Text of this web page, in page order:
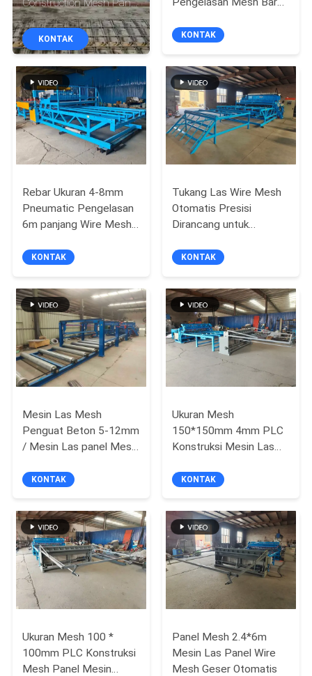
PABRIK
KONTROL
KUALITAS
HUBUNGI
KAMI
PERMINTAAN
PENAWARAN
SITEMAP
PRIVACY
POLICY
Construction Mesh Panel
Welding Machine
KONTAK KONTAK
Rebar Ukuran 4-8mm
Pneumatic Pengelasan
6m panjang Wire Mesh
KONTAK
Tukang Las Wire Mesh
Otomatis Presisi
Dirancang untuk
yang Seragam dan
dalam Manufaktur Steel
Mesh
KONTAK
Mesin Las Mesh
Penguat Beton 5-12mm
/ Mesin Las panel Mesh
KONTAK
Ukuran Mesh
150*150mm 4mm PLC
Konstruksi Mesin Las
KONTAK
Ukuran Mesh 100 *
100mm PLC Konstruksi
Mesh Panel Mesin
Panel Mesh 2.4*6m
Mesin Las Panel Wire
Mesh Geser Otomatis